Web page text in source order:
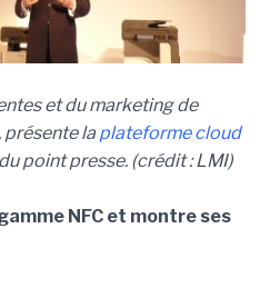
et du marketing de
présente laplateforme cloud
point presse. (crédit : LMI)
NFC et montre ses